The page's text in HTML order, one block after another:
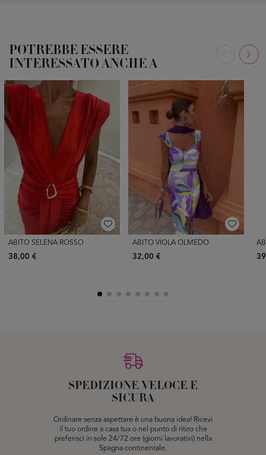
POTREBBE ESSERE
INTERESSATO ANCHE A
ABITO SELENA ROSSO
38,00 €
ABITO VIOLA OLMEDO
32,00 €
SPEDIZIONE VELOCE E
SICURA
Ordinare senza aspettare è una buona idea! Ricevi
il tuo ordine a casa tua o nel punto di ritiro che
preferisci in sole 24/72 ore (giorni lavorativi) nella
Spagna continentale.